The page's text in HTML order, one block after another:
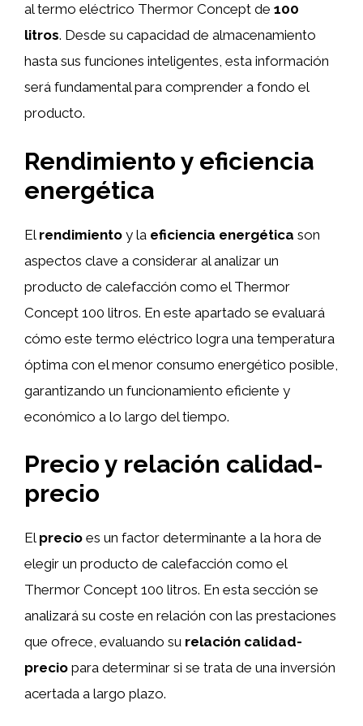
al termo eléctrico Thermor Concept de 100
litros. Desde su capacidad de almacenamiento
hasta sus funciones inteligentes, esta información
será fundamental para comprender a fondo el
producto.
Rendimiento y eficiencia
energética
El rendimiento y la eficiencia energética son
aspectos clave a considerar al analizar un
producto de calefacción como el Thermor
Concept 100 litros. En este apartado se evaluará
cómo este termo eléctrico logra una temperatura
óptima con el menor consumo energético posible,
garantizando un funcionamiento eficiente y
económico a lo largo del tiempo.
Precio y relación calidad-
precio
El precio es un factor determinante a la hora de
elegir un producto de calefacción como el
Thermor Concept 100 litros. En esta sección se
analizará su coste en relación con las prestaciones
que ofrece, evaluando su relación calidad-
precio para determinar si se trata de una inversión
acertada a largo plazo.